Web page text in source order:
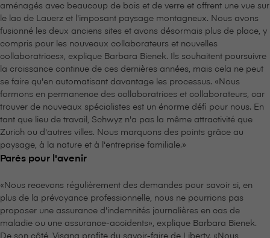
aménagés avec beaucoup de bois et de verre et offrent une vue sur
le lac de Lauerz et l'imposant paysage montagneux. Nous avons
fusionné les deux anciens sites et avons désormais plus de place, y
compris pour les nouveaux collaborateurs et nouvelles
collaboratrices», explique Barbara Bienek. Ils souhaitent poursuivre
la croissance continue de ces dernières années, mais cela ne peut
se faire qu'en automatisant davantage les processus. «Nous
formons en permanence des collaboratrices et collaborateurs, car
trouver de nouveaux spécialistes est un énorme défi pour nous. En
tant que lieu de travail, Schwyz n'a pas la même attractivité que
Zurich ou d'autres villes. Nous marquons des points grâce au
paysage, à la nature et à l'entreprise familiale.»
Parés pour l'avenir
«Nous recevons régulièrement des demandes pour savoir si, en
plus de la prévoyance professionnelle, nous ne pourrions pas
proposer une assurance d'indemnités journalières en cas de
maladie ou une assurance-accidents», explique Barbara Bienek.
De son côté, V⁠i⁠s⁠a⁠n⁠a profite du savoir-faire de Liberty. «Nous